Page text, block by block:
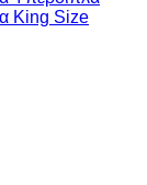
King Size